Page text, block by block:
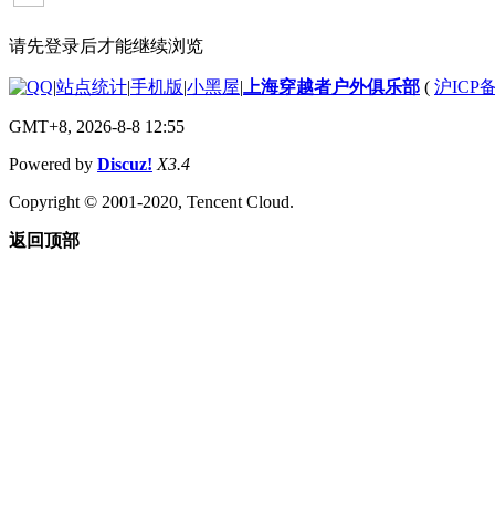
请先登录后才能继续浏览
|站点统计|手机版|小黑屋| 上海穿越者户外俱乐部 ( 沪ICP
GMT+8, 2026-8-8 12:55
Powered by Discuz! X3.4
Copyright © 2001-2020, Tencent Cloud.
返回顶部